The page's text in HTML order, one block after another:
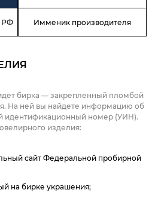
РФ Имменик производителя
бирка — закрепленный пломбой
На ней вы найдете информацию об
идентификационный номер (УИН).
изделия:
сайт Федеральной пробирной
на бирке украшения;